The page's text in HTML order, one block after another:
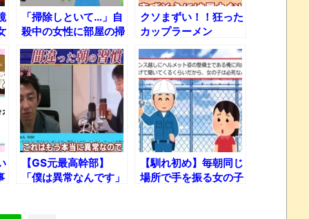
「掃除しといて…」自
殺中の女性に部屋の掃
除を頼んだ結果ｗｗｗ
クソまずい！！狂った
カップラーメン
TOP10
【GS元最高幹部】
「僕は異常なんです」
【馴れ初め】毎朝同じ
場所で手を振る女の子